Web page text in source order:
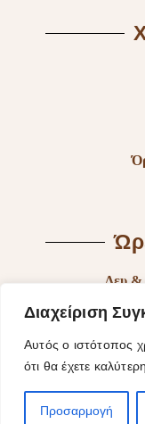
Διαχείριση
Αυτός ο ιστότοπος
ότι θα έχετε
Προσαρμογή
Δευ &
Τρι &